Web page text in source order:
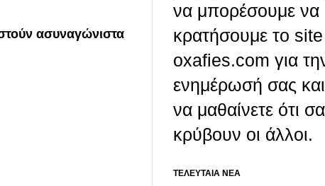
ασυναγώνιστα
να μπορέσουμε να
κρατήσουμε το site
oxafies.com για
ενημέρωσή σας
να μαθαίνετε ότι
κρύβουν οι άλλοι.
ΤΕΛΕΥΤΑΙΑ ΝΕΑ